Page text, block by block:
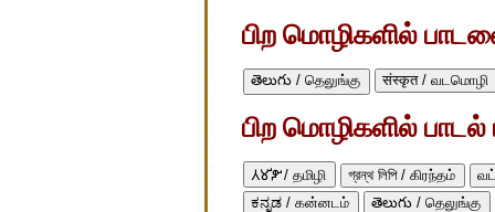
பிற மொழிகளில்
తెలుగు / தெலுங்கு संस्कृत / வடமொழி
பிற மொழிகளில்
𑀢𑀫𑀺𑀵𑀺 / தமிழி গ্রন্থ লিপি / கிரந்தம்
ಕನ್ನಡ / கன்னடம்
తెలుగు / தெலுங்கு